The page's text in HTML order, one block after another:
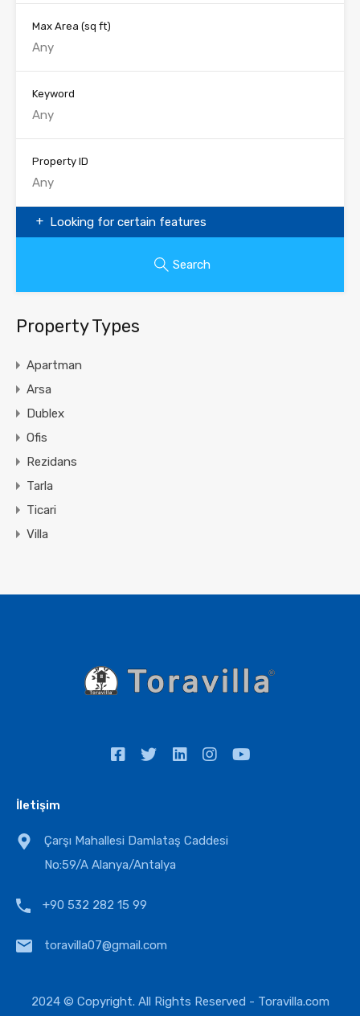
Max Area (sq ft)
Keyword
Property ID
Looking for certain features
Search
Property Types
Apartman
Arsa
Dublex
Ofis
Rezidans
Tarla
Ticari
Villa
İletişim
Çarşı Mahallesi Damlataş Caddesi
No:59/A Alanya/Antalya
+90 532 282 15 99
toravilla07@gmail.com
2024 © Copyright. All Rights Reserved - Toravilla.com